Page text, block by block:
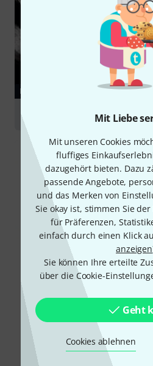
Mit Liebe
Mit unseren Cookies
fluffiges
dazugehört bieten. Dazu
passende Angebote,
und das Merken von
Sie okay ist, stimmen Sie
für Präferenzen,
einfach durch einen Klick
anzeigen
Sie können Ihre erteilte
über die Cookie-
Geht
Cookies ablehnen
RATGEBER